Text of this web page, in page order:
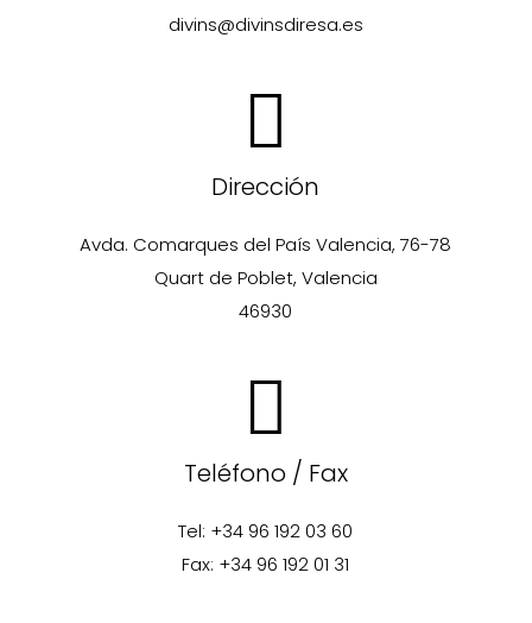
divins@divinsdiresa.es
Dirección
Avda. Comarques del País Valencia, 76-78
Quart de Poblet, Valencia
46930
Teléfono / Fax
Tel: +34 96 192 03 60
Fax: +34 96 192 01 31